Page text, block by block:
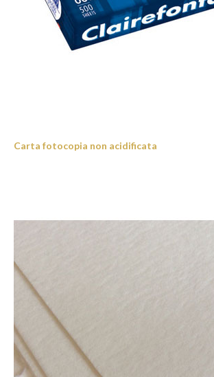
Carta fotocopia non acidificata